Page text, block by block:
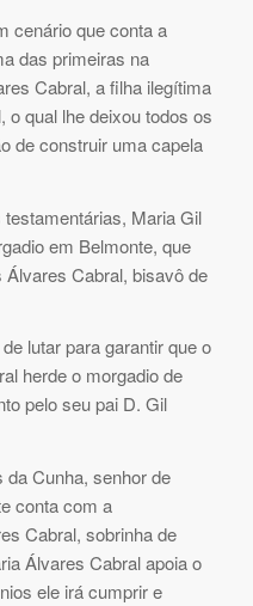
cenário que conta a
das primeiras na
Cabral, a filha ilegítima
o qual lhe deixou todos os
de construir uma capela
Maria Gil
em Belmonte, que
Cabral, bisavô de
lutar para garantir que o
herde o morgadio de
pelo seu pai D. Gil
Cunha, senhor de
conta com a
Cabral, sobrinha de
Álvares Cabral apoia o
ele irá cumprir e